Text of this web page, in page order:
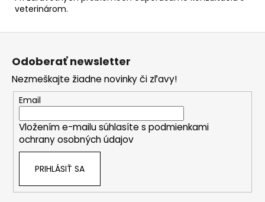
veterinárom.
Z
Odoberať newsletter
Nezmeškajte žiadne novinky či zľavy!
Email
Vložením e-mailu súhlasíte s podmienkami
ochrany osobných údajov
PRIHLÁSIŤ SA